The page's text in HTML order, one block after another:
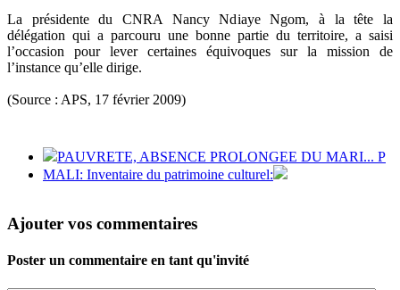
La présidente du CNRA Nancy Ndiaye Ngom, à la tête la
délégation qui a parcouru une bonne partie du territoire, a saisi
l’occasion pour lever certaines équivoques sur la mission de
l’instance qu’elle dirige.
(Source : APS, 17 février 2009)
PAUVRETE, ABSENCE PROLONGEE DU MARI... P
MALI: Inventaire du patrimoine culturel:
Ajouter vos commentaires
Poster un commentaire en tant qu'invité